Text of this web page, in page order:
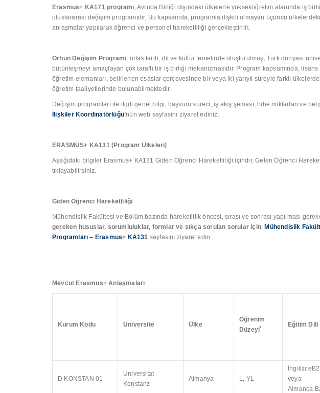
Erasmus+ KA171 programı, Avrupa Birliği dışındaki ülkelerle yükseköğretim alanında iş
uluslararası değişim programıdır. Bu kapsamda, programla ilişkili olmayan üçüncü
anlaşmalar yapılarak öğrenci ve personel hareketliliği gerçekleştirilir.
Orhun Değişim Programı, ortak tarih, dil ve kültür temelinde oluşturulmuş, Türk dünyası
bütünleşmeyi amaçlayan çok taraflı bir iş birliği mekanizmasıdır. Program kapsamında,
öğretim elemanları, belirlenen esaslar çerçevesinde bir veya iki yarıyıl süreyle farklı
öğretim faaliyetlerinde bulunabilmektedir.
Değişim programları ile ilgili genel bilgi, başvuru süreci, iş akış şeması, hibe miktarları ve
İlişkiler Koordinatörlüğü’nün web sayfasını ziyaret ediniz.
ERASMUS+ KA131 (Program Ülkeleri)
Aşağıdaki bilgiler Erasmus+ KA131 Giden Öğrenci Hareketliliği içindir. Gelen Öğrenci
tıklayabilirsiniz.
Giden Öğrenci Hareketliliği
Mühendislik Fakültesi ve Bölüm bazında hareketlilik öncesi, sırası ve sonrası yapılması
gereken hususlar, sorumluluklar, formlar ve sıkça sorulan sorular için, Mühendislik
Programları – Erasmus+ KA131 sayfasını ziyaret edin.
Mevcut Erasmus+ Anlaşmaları
Kurum Kodu Üniversite Ülke
Öğrenim
Düzeyi* Eğitim Dili
D KONSTAN 01
Universitat
Konstanz
Almanya L, YL
İngilizceB2
veya
Almanca